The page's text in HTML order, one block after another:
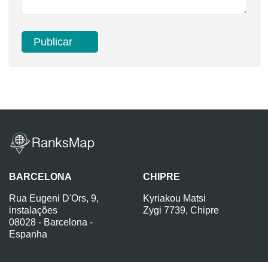
BARCELONA
Rua Eugeni D'Ors, 9,
instalações
08028 - Barcelona -
Espanha
CHIPRE
Kyriakou Matsi
Zygi 7739, Chipre